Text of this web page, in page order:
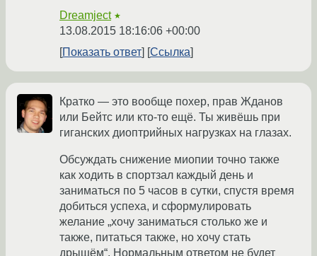
Dreamject ★
13.08.2015 18:16:06 +00:00
Показать ответ
Ссылка
Кратко — это вообще похер, прав Жданов
или Бейтс или кто-то ещё. Ты живёшь при
гиганских диоптрийных нагрузках на глазах.
Обсуждать снижение миопии точно также
как ходить в спортзал каждый день и
заниматься по 5 часов в сутки, спустя время
добиться успеха, и сформулировать
желание „хочу заниматься столько же и
также, питаться также, но хочу стать
дрыщём“. Нормальным ответом не будет